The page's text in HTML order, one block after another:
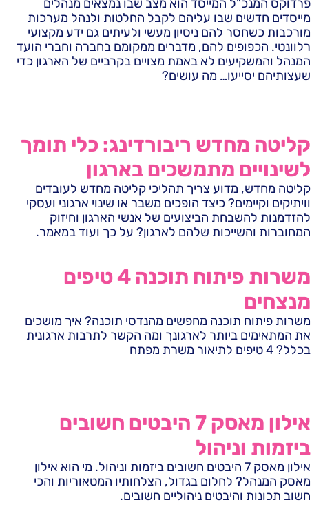
פרדוקס המנכ"ל המייסד הוא מצב שבו נמצאים מנהלים
מייסדים חדשים שבו עליהם לקבל החלטות ולנהל מערכות
מורכבות כשחסר להם ניסיון מעשי ולעיתים גם ידע מקצועי
רלוונטי. הכפופים להם, מדברים ממקומם בחברה וחברי הועד
המנהל והמשקיעים לא באמת מצויים בקרביים של הארגון כדי
שעצותיהם יסייעו… מה עושים?
קליטה מחדש ריבורדינג: כלי תומך
לשינויים מתמשכים בארגון
קליטה מחדש, מדוע צריך תהליכי קליטה מחדש לעובדים
וויתיקים וקיימים? כיצד הופכים משבר או שינוי ארגוני ועסקי
להזדמנות להשבחת הביצועים של אנשי הארגון וחיזוק
המחוברות והשייכות שלהם לארגון? על כך ועוד במאמר.
משרות פיתוח תוכנה 4 טיפים
מנצחים
משרות פיתוח תוכנה מחפשים מהנדסי תוכנה? איך מושכים
את המתאימים ביותר לארגונך ומה הקשר לתרבות ארגונית
בכלל? 4 טיפים לתיאור משרת מפתח
אילון מאסק 7 היבטים חשובים
ביזמות וניהול
אילון מאסק 7 היבטים חשובים ביזמות וניהול. מי הוא אילון
מאסק המנהל? לחלום בגדול, הצלחותיו המטאוריות והכי
חשוב תכונות והיבטים ניהוליים חשובים.